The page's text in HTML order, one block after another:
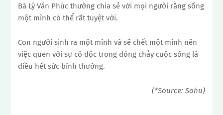
Bà Lý Văn Phúc thường chia sẻ với mọi người rằng sống
một mình có thể rất tuyệt vời.
Con người sinh ra một mình và sẽ chết một mình nên
việc quen với sự cô độc trong dòng chảy cuộc sống là
điều hết sức bình thường.
(*Source: Sohu)